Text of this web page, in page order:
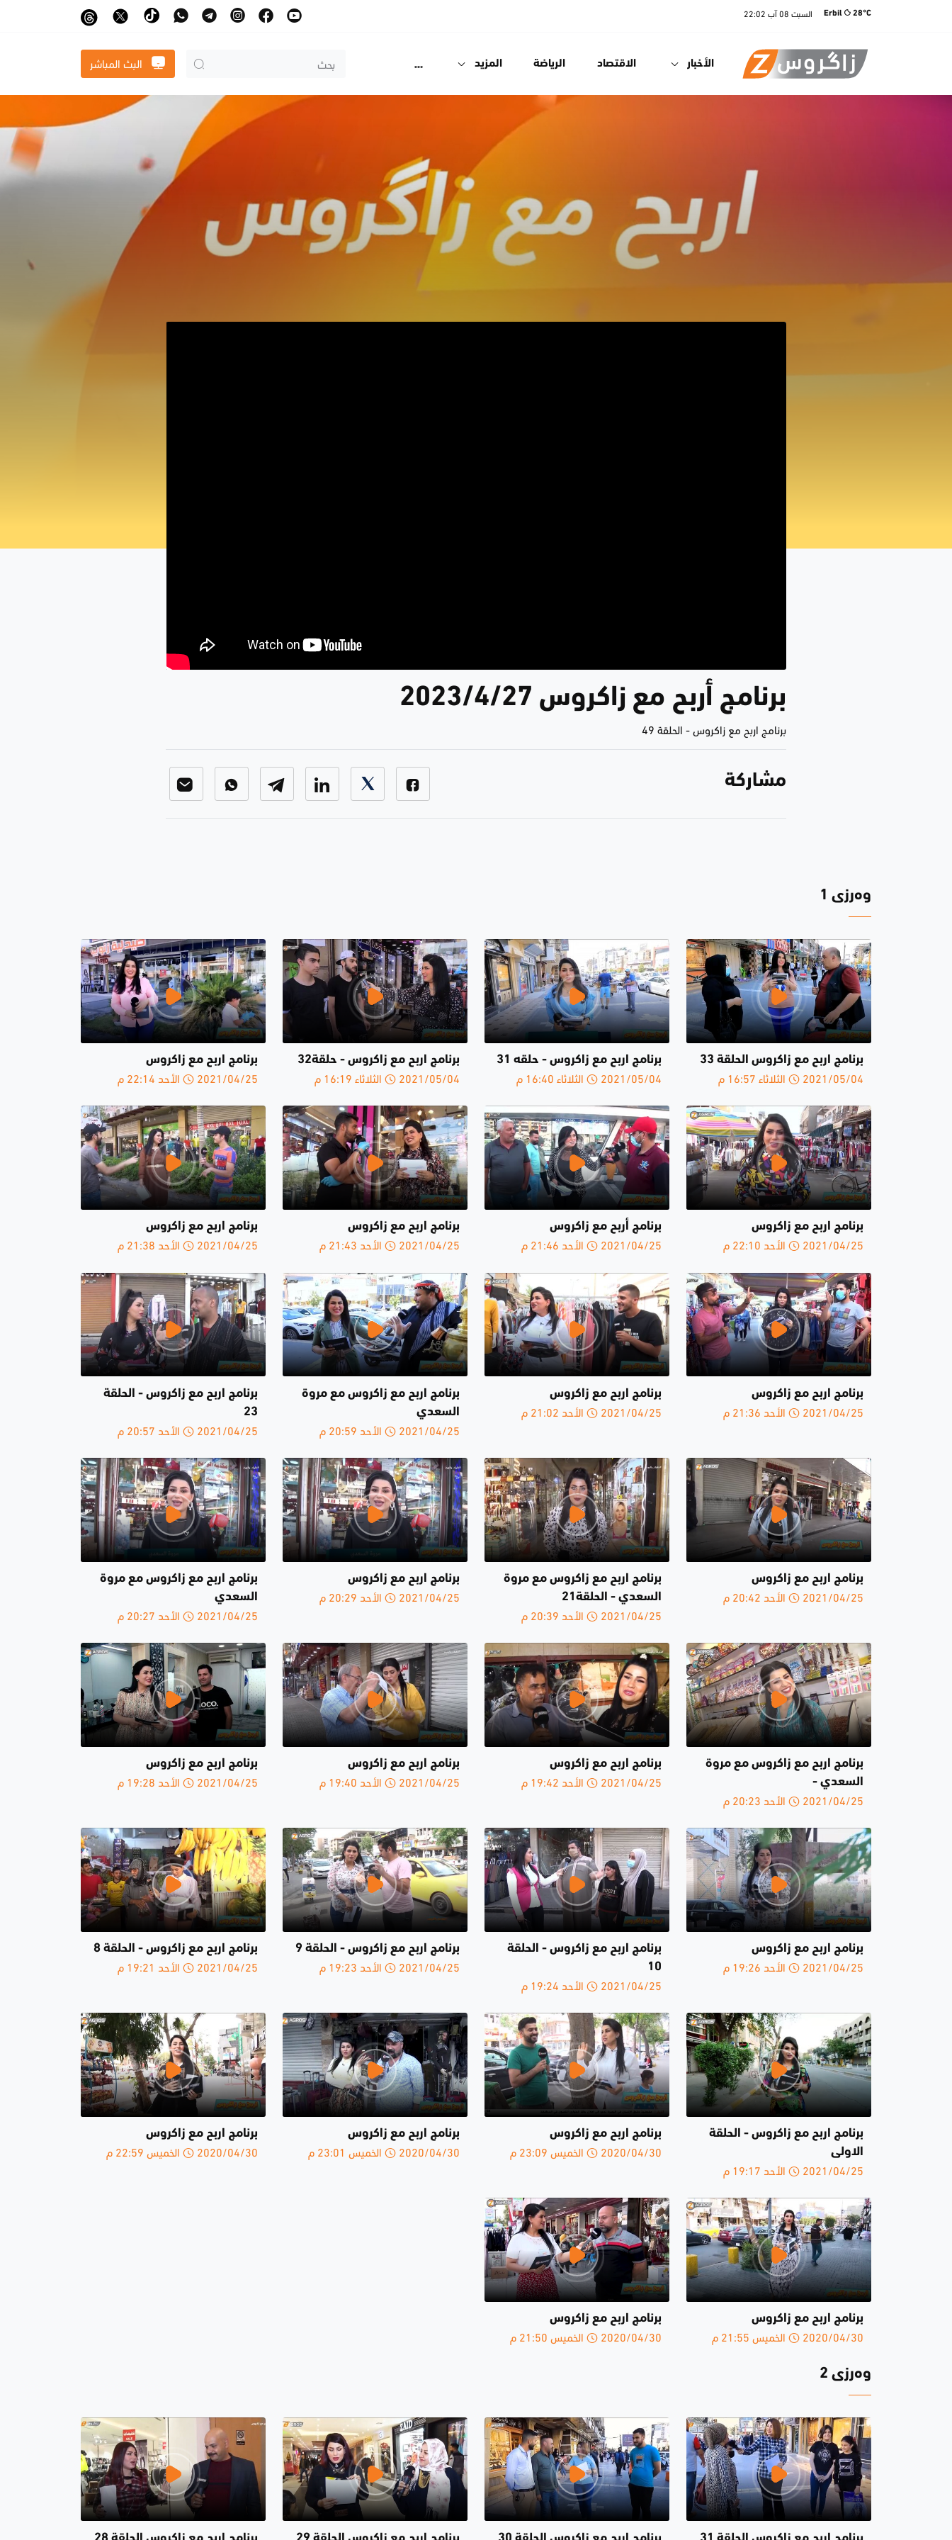
Erbil 28°C السبت 08 آب 22:02
الأخبار الاقتصاد الرياضة المزيد البث المباشر
برنامج أربح مع زاكروس 2023/4/27
برنامج اربح مع زاكروس- الحلقة 49
مشاركة
وەرزی 1
برنامج اربح مع زاكروس الحلقة 33
2021/05/04 الثلاثاء 16:57 م
برنامج اربح مع زاكروس - حلقە 31
2021/05/04 الثلاثاء 16:40 م
برنامج اربح مع زاكروس - حلقة32
2021/05/04 الثلاثاء 16:19 م
برنامج اربح مع زاكروس
2021/04/25 الأحد 22:14 م
برنامج اربح مع زاكروس
2021/04/25 الأحد 22:10 م
برنامج أربح مع زاكروس
2021/04/25 الأحد 21:46 م
برنامج اربح مع زاكروس
2021/04/25 الأحد 21:43 م
برنامج اربح مع زاكروس
2021/04/25 الأحد 21:38 م
برنامج اربح مع زاكروس
2021/04/25 الأحد 21:36 م
برنامج اربح مع زاكروس
2021/04/25 الأحد 21:02 م
برنامج اربح مع زاكروس مع مروة
السعدي
2021/04/25 الأحد 20:59 م
برنامج اربح مع زاكروس - الحلقة
23
2021/04/25 الأحد 20:57 م
برنامج اربح مع زاكروس
2021/04/25 الأحد 20:42 م
برنامج اربح مع زاكروس مع مروة
السعدي - الحلقة21
2021/04/25 الأحد 20:39 م
برنامج اربح مع زاكروس
2021/04/25 الأحد 20:29 م
برنامج اربح مع زاكروس مع مروة
السعدي
2021/04/25 الأحد 20:27 م
برنامج اربح مع زاكروس مع مروة
السعدي -
2021/04/25 الأحد 20:23 م
برنامج اربح مع زاكروس
2021/04/25 الأحد 19:42 م
برنامج اربح مع زاكروس
2021/04/25 الأحد 19:40 م
برنامج اربح مع زاكروس
2021/04/25 الأحد 19:28 م
برنامج اربح مع زاكروس
2021/04/25 الأحد 19:26 م
برنامج اربح مع زاكروس - الحلقة
10
2021/04/25 الأحد 19:24 م
برنامج اربح مع زاكروس - الحلقة 9
2021/04/25 الأحد 19:23 م
برنامج اربح مع زاكروس - الحلقة 8
2021/04/25 الأحد 19:21 م
برنامج اربح مع زاكروس - الحلقة
الاولى
2021/04/25 الأحد 19:17 م
برنامج اربح مع زاكروس
2020/04/30 الخميس 23:09 م
برنامج اربح مع زاكروس
2020/04/30 الخميس 23:01 م
برنامج اربح مع زاكروس
2020/04/30 الخميس 22:59 م
برنامج اربح مع زاكروس
2020/04/30 الخميس 21:55 م
برنامج اربح مع زاكروس
2020/04/30 الخميس 21:50 م
وەرزی 2